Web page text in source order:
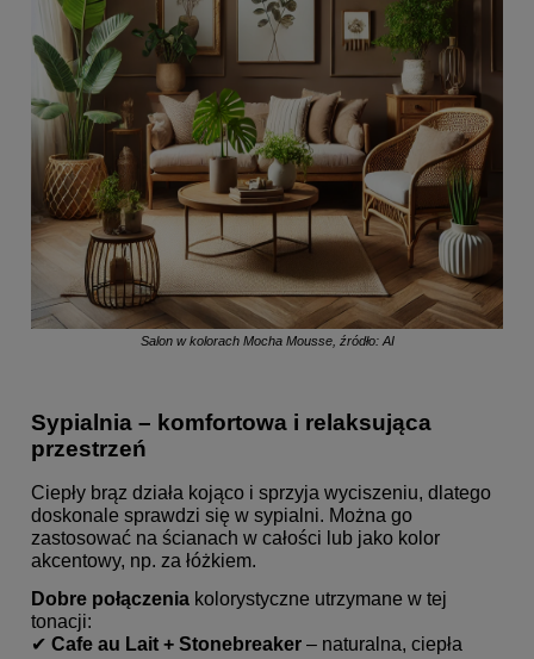
Salon w kolorach Mocha Mousse, źródło: AI
Sypialnia – komfortowa i relaksująca
przestrzeń
Ciepły brąz działa kojąco i sprzyja wyciszeniu, dlatego
doskonale sprawdzi się w sypialni. Można go
zastosować na ścianach w całości lub jako kolor
akcentowy, np. za łóżkiem.
Dobre połączenia kolorystyczne utrzymane w tej
tonacji:
✔ Cafe au Lait + Stonebreaker – naturalna, ciepła